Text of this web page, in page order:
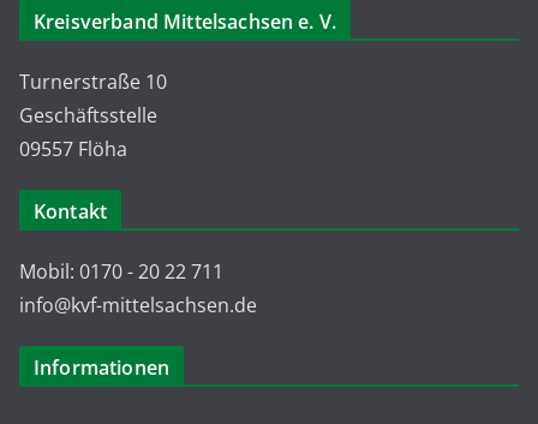
Kreisverband Mittelsachsen e. V.
Turnerstraße 10
Geschäftsstelle
09557 Flöha
Kontakt
Mobil: 0170 - 20 22 711
info@kvf-mittelsachsen.de
Informationen